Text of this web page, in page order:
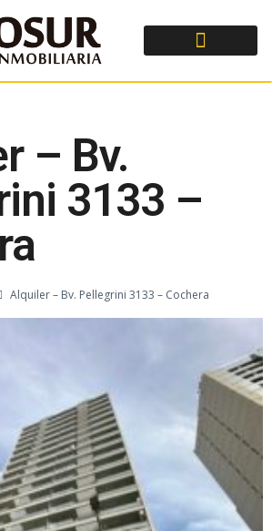
– Bv.
3133 –
Alquiler – Bv. Pellegrini 3133 – Cochera